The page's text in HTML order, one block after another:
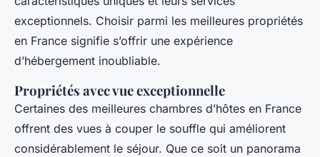
exceptionnels. Choisir parmi les meilleures propriétés
en France signifie s’offrir une expérience
d’hébergement inoubliable.
Propriétés avec vue exceptionnelle
Certaines des meilleures chambres d’hôtes en France
offrent des vues à couper le souffle qui améliorent
considérablement le séjour. Que ce soit un panorama